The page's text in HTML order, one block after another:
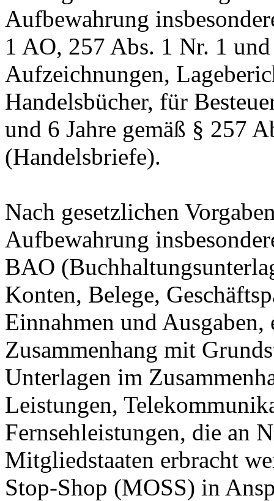
Aufbewahrung
1 AO, 257 Abs. 1 Nr. 1
Aufzeichnungen,
Handelsbücher, für
und 6 Jahre gemäß § 257
(Handelsbriefe).
Nach gesetzlichen
Aufbewahrung
BAO
Konten, Belege,
Einnahmen und
Zusammenhang mit
Unterlagen im
Leistungen,
Fernsehleistungen, die an
Mitgliedstaaten erbracht
Stop-Shop (MOSS) in